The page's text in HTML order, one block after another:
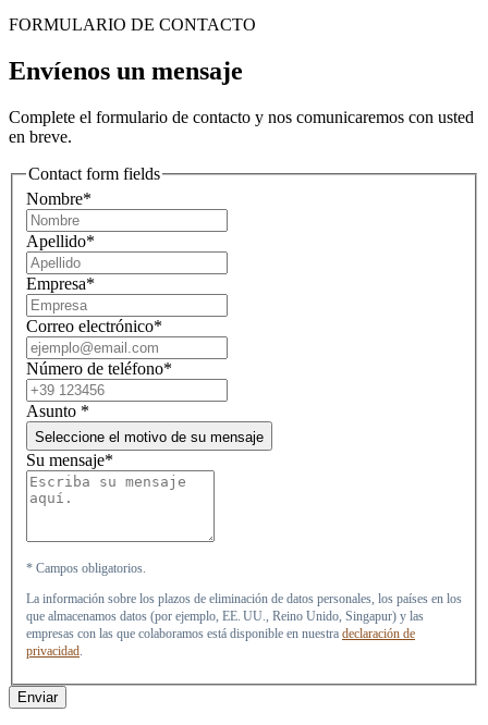
FORMULARIO DE CONTACTO
Envíenos un mensaje
Complete el formulario de contacto y nos comunicaremos con usted
en breve.
Contact form fields
Nombre*
Apellido*
Empresa*
Correo electrónico*
Número de teléfono*
Asunto *
Seleccione el motivo de su mensaje
Su mensaje*
* Campos obligatorios.
La información sobre los plazos de eliminación de datos personales, los países en los
que almacenamos datos (por ejemplo, EE. UU., Reino Unido, Singapur) y las
empresas con las que colaboramos está disponible en nuestra declaración de
privacidad.
Enviar